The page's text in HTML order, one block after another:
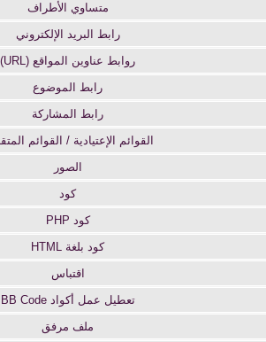
متساوي الأطراف
رابط البريد الإلكتروني
روابط عناوين المواقع (URL)
رابط الموضوع
رابط المشاركة
القوائم الإعتيادية / القوائم
الصور
كود
كود PHP
كود بلغة HTML
اقتباس
تعطيل عمل أكواد BB Code
ملف مرفق